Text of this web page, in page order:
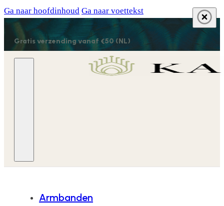
Ga naar hoofdinhoud Ga naar voettekst
Gratis verzending vanaf €50 (NL)
Armbanden